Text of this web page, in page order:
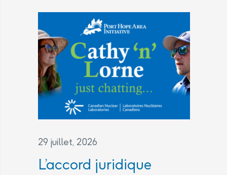
29 juillet, 2026
L’accord juridique